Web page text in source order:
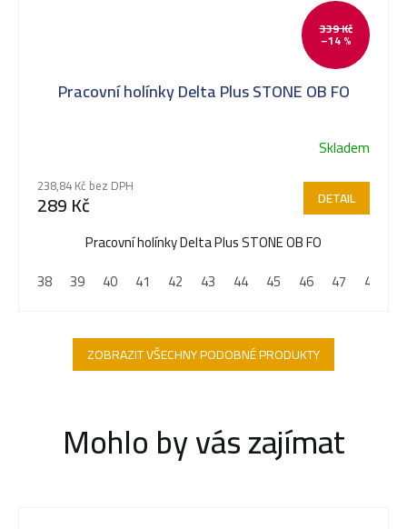
339 Kč
–14 %
Pracovní holínky Delta Plus STONE OB FO
Skladem
238,84 Kč bez DPH
289 Kč DETAIL
Pracovní holínky Delta Plus STONE OB FO
38
39 40 41 42 43 44 45 46 47 48
ZOBRAZIT VŠECHNY PODOBNÉ PRODUKTY
Mohlo by vás zajímat